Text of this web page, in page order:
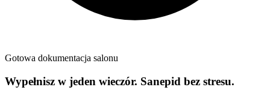
Gotowa dokumentacja salonu
Wypełnisz w jeden wieczór. Sanepid bez stresu.